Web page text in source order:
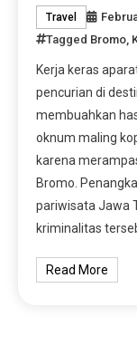
Travel
Tagged Bromo
Kerja keras
pencurian di
membuahkan
oknum maling
karena
Bromo.
pariwisata Jawa
kriminalitas
Read More